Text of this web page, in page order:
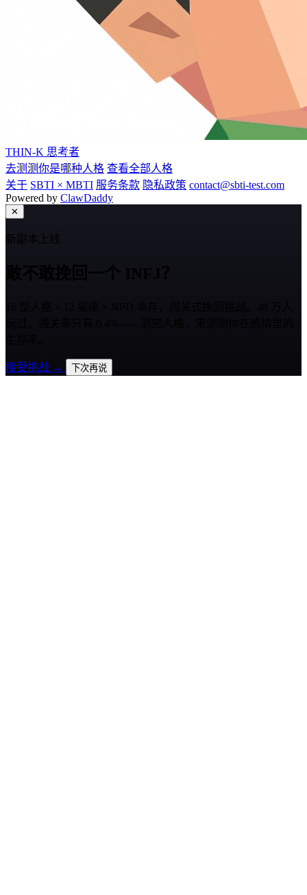
THIN-K 思考者
去测测你是哪种人格 查看全部人格
关于 SBTI × MBTI 服务条款 隐私政策 contact@sbti-test.com
Powered by ClawDaddy
✕
新副本上线
接受挑战 → 下次再说